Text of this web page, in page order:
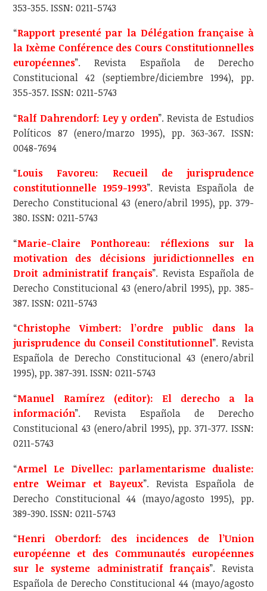
353-355. ISSN: 0211-5743
“Rapport presenté par la Délégation française à
la Ixème Conférence des Cours Constitutionnelles
européennes”. Revista Española de Derecho
Constitucional 42 (septiembre/diciembre 1994), pp.
355-357. ISSN: 0211-5743
“Ralf Dahrendorf: Ley y orden”. Revista de Estudios
Políticos 87 (enero/marzo 1995), pp. 363-367. ISSN:
0048-7694
“Louis Favoreu: Recueil de jurisprudence
constitutionnelle 1959-1993”. Revista Española de
Derecho Constitucional 43 (enero/abril 1995), pp. 379-
380. ISSN: 0211-5743
“Marie-Claire Ponthoreau: réflexions sur la
motivation des décisions juridictionnelles en
Droit administratif français”. Revista Española de
Derecho Constitucional 43 (enero/abril 1995), pp. 385-
387. ISSN: 0211-5743
“Christophe Vimbert: l’ordre public dans la
jurisprudence du Conseil Constitutionnel”. Revista
Española de Derecho Constitucional 43 (enero/abril
1995), pp. 387-391. ISSN: 0211-5743
“Manuel Ramírez (editor): El derecho a la
información”. Revista Española de Derecho
Constitucional 43 (enero/abril 1995), pp. 371-377. ISSN:
0211-5743
“Armel Le Divellec: parlamentarisme dualiste:
entre Weimar et Bayeux”. Revista Española de
Derecho Constitucional 44 (mayo/agosto 1995), pp.
389-390. ISSN: 0211-5743
“Henri Oberdorf: des incidences de l’Union
européenne et des Communautés européennes
sur le systeme administratif français”. Revista
Española de Derecho Constitucional 44 (mayo/agosto